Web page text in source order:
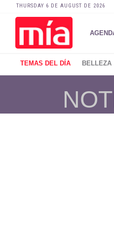
THURSDAY 6 DE AUGUST DE 2026
TEMAS DEL DÍA BELLEZA